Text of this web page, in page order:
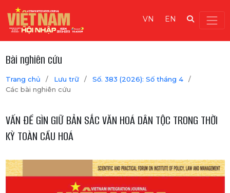
VN EN
Bài nghiên cứu
Trang chủ / Lưu trữ / Số. 383 (2026): Số tháng 4
/
Các bài nghiên cứu
VẤN ĐỀ GÌN GIỮ BẢN SẮC VĂN HOÁ DÂN TỘC TRONG THỜI
KỲ TOÀN CẦU HOÁ